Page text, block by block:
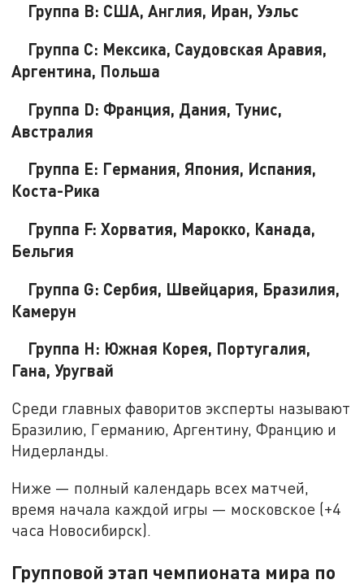
Группа В: США, Англия, Иран, Уэльс
Группа С: Мексика, Саудовская Аравия,
Аргентина, Польша
Группа D: Франция, Дания, Тунис,
Австралия
Группа Е: Германия, Япония, Испания,
Коста-Рика
Группа F: Хорватия, Марокко, Канада,
Бельгия
Группа G: Сербия, Швейцария, Бразилия,
Камерун
Группа Н: Южная Корея, Португалия,
Гана, Уругвай
Среди главных фаворитов эксперты называют
Бразилию, Германию, Аргентину, Францию и
Нидерланды.
Ниже — полный календарь всех матчей,
время начала каждой игры — московское (+4
часа Новосибирск).
Групповой этап чемпионата мира по